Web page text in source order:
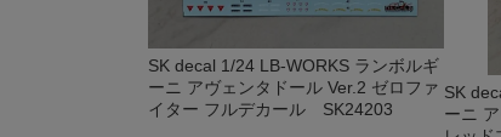
SK decal 1/24 LB-WORKS ランボルギ
ーニ アヴェンタドール Ver.2 ゼロファ
イター フルデカール SK24203
SK
ーニ